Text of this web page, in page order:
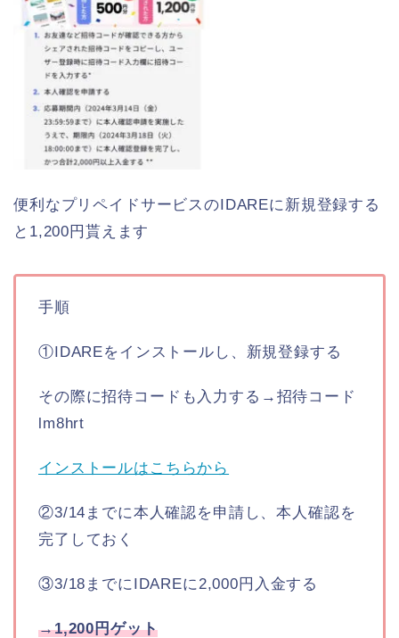
便利なプリペイドサービスのIDAREに新規登録する
と1,200円貰えます
手順
①IDAREをインストールし、新規登録する
その際に招待コードも入力する→招待コード
lm8hrt
インストールはこちらから
②3/14までに本人確認を申請し、本人確認を
完了しておく
③3/18までにIDAREに2,000円入金する
→1,200円ゲット